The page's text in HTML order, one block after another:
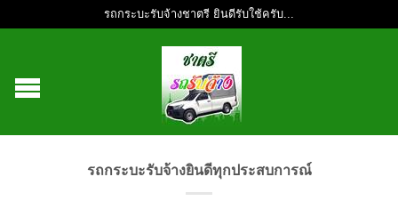
รถกระบะรับจ้างชาตรี ยินดีรับใช้ครับ...
รถกระบะรับจ้างยินดีทุกประสบการณ์